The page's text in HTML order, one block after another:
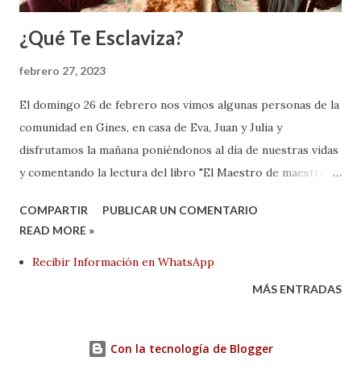
¿Qué Te Esclaviza?
febrero 27, 2023
El domingo 26 de febrero nos vimos algunas personas de la
comunidad en Gines, en casa de Eva, Juan y Julia y
disfrutamos la mañana poniéndonos al día de nuestras vidas
y comentando la lectura del libro "El Maestro de maestros"
oportunidad de reflexionar en todo lo que aporta la figura
mente. Uno de los párrafos que comentamos es el
siguiente: "En algunas ocaciones, Cristo profería
humana. Aunque él tocase en la necesidad íntima de
COMPARTIR
PUBLICAR UN COMENTARIO
READ MORE »
MÁS ENTRADAS
Recibir Información en WhatsApp
Con la tecnología de Blogger